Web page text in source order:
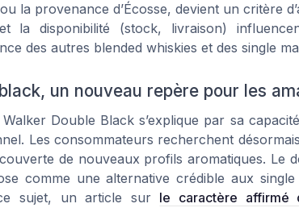
la provenance d’Écosse, devient un critère
la disponibilité (stock, livraison)
des autres blended whiskies et des single
un nouveau repère pour les
Double Black s’explique par sa
Les consommateurs recherchent
de nouveaux profils aromatiques. Le
comme une alternative crédible aux
sujet, un article sur le caractère affirmé